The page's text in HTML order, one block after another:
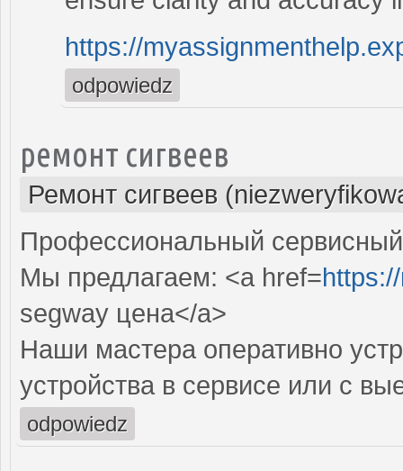
https://
odpowiedz
ремонт сигвеев
Ремонт сигвеев
Профессиональный
Мы предлагаем: <a href=
segway цена</a>
Наши мастера оперативно
устройства в сервисе или с
odpowiedz